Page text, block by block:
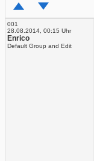
001
28.08.2014, 00:15 Uhr
Enrico
Default Group and Edit